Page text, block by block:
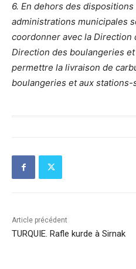
6. En dehors des
administrations municipales
coordonner avec la Direction
Direction des boulangeries
permettre la livraison de
boulangeries et aux stations-
Article précédent
TURQUIE. Rafle kurde à Sirnak